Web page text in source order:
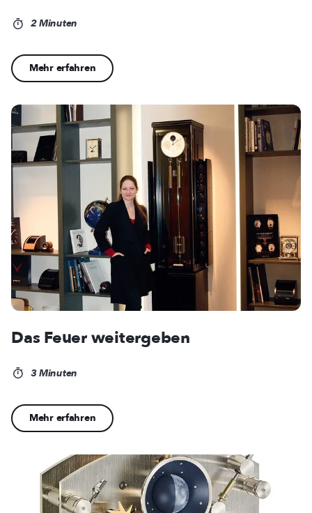
2 Minuten
Mehr erfahren
Das Feuer weitergeben
3 Minuten
Mehr erfahren